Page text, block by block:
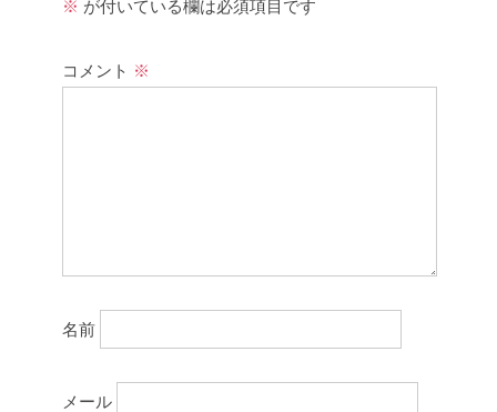
※ が付いている欄は必須項目です
コメント ※
名前
メール